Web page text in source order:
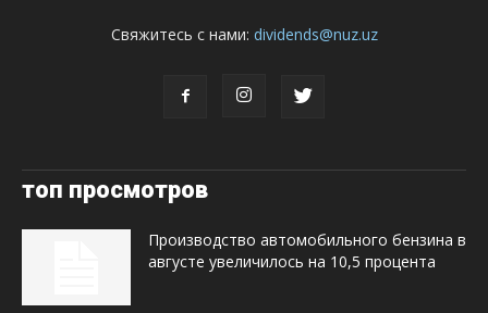
Свяжитесь с нами: dividends@nuz.uz
топ просмотров
Производство автомобильного бензина в
августе увеличилось на 10,5 процента